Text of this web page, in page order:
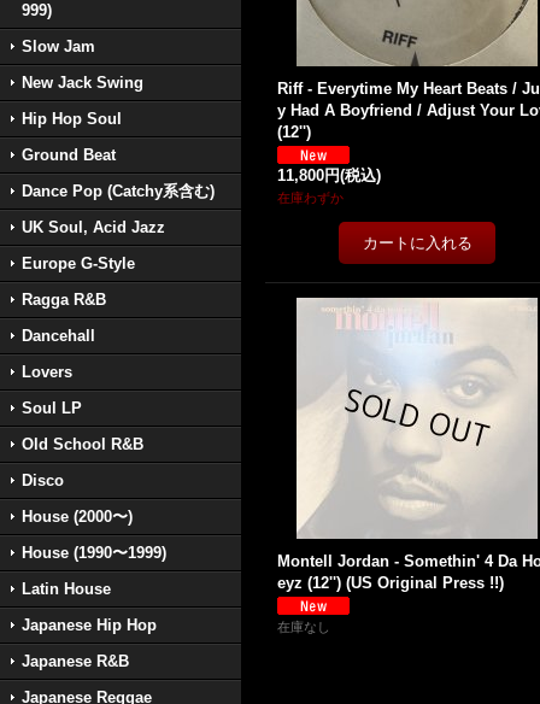
999)
Slow Jam
New Jack Swing
Hip Hop Soul
Ground Beat
Dance Pop (Catchy系含む)
UK Soul, Acid Jazz
Europe G-Style
Ragga R&B
Dancehall
Lovers
Soul LP
Old School R&B
Disco
House (2000〜)
House (1990〜1999)
Latin House
Japanese Hip Hop
Japanese R&B
Japanese Reggae
Riff - Everytime My Heart Beats /
y Had A Boyfriend / Adjust Your
(12'')
11,800円(税込)
在庫わずか
Montell Jordan - Somethin' 4 Da
eyz (12'') (US Original Press !!)
在庫なし